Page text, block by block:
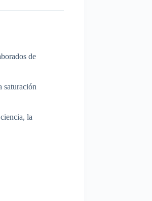
de
saturación
la